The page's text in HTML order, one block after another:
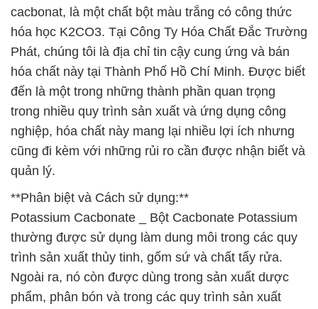
cacbonat, là một chất bột màu trắng có công thức
hóa học K2CO3. Tại Công Ty Hóa Chất Đắc Trường
Phát, chúng tôi là địa chỉ tin cậy cung ứng và bán
hóa chất này tại Thành Phố Hồ Chí Minh. Được biết
đến là một trong những thành phần quan trọng
trong nhiều quy trình sản xuất và ứng dụng công
nghiệp, hóa chất này mang lại nhiều lợi ích nhưng
cũng đi kèm với những rủi ro cần được nhận biết và
quản lý.
**Phân biệt và Cách sử dụng:**
Potassium Cacbonate _ Bột Cacbonate Potassium
thường được sử dụng làm dung môi trong các quy
trình sản xuất thủy tinh, gốm sứ và chất tẩy rửa.
Ngoài ra, nó còn được dùng trong sản xuất dược
phẩm, phân bón và trong các quy trình sản xuất